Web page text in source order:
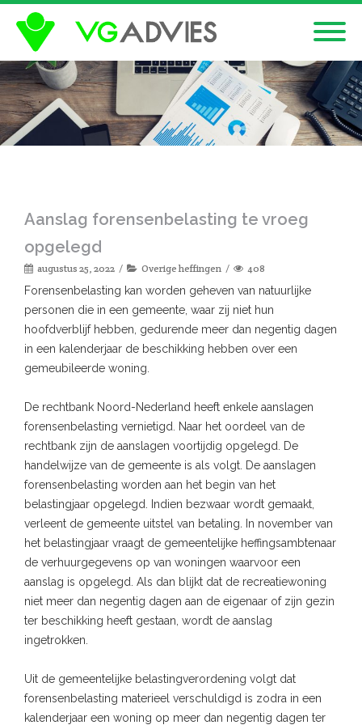
Aanslag forensenbelasting te vroeg
opgelegd
augustus 25, 2022 Overige heffingen 408
Forensenbelasting kan worden geheven van natuurlijke
personen die in een gemeente, waar zij niet hun
hoofdverblijf hebben, gedurende meer dan negentig dagen
in een kalenderjaar de beschikking hebben over een
gemeubileerde woning.
De rechtbank Noord-Nederland heeft enkele aanslagen
forensenbelasting vernietigd. Naar het oordeel van de
rechtbank zijn de aanslagen voortijdig opgelegd. De
handelwijze van de gemeente is als volgt. De aanslagen
forensenbelasting worden aan het begin van het
belastingjaar opgelegd. Indien bezwaar wordt gemaakt,
verleent de gemeente uitstel van betaling. In november van
het belastingjaar vraagt de gemeentelijke heffingsambtenaar
de verhuurgegevens op van woningen waarvoor een
aanslag is opgelegd. Als dan blijkt dat de recreatiewoning
niet meer dan negentig dagen aan de eigenaar of zijn gezin
ter beschikking heeft gestaan, wordt de aanslag
ingetrokken.
Uit de gemeentelijke belastingverordening volgt dat
forensenbelasting materieel verschuldigd is zodra in een
kalenderjaar een woning op meer dan negentig dagen ter